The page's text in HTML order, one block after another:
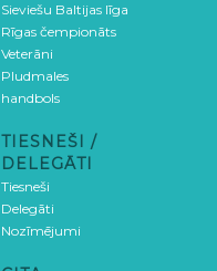
Sieviešu Baltijas līga
Rīgas čempionāts
Veterāni
Pludmales
handbols
TIESNEŠI /
DELEGĀTI
Tiesneši
Delegāti
Nozīmējumi